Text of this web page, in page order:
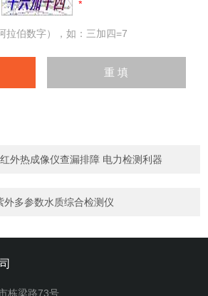
拉伯数字），如：三加四=7
外热成像仪查漏排障 电力检测利器
外多参数水质综合检测仪
栋梁路73号